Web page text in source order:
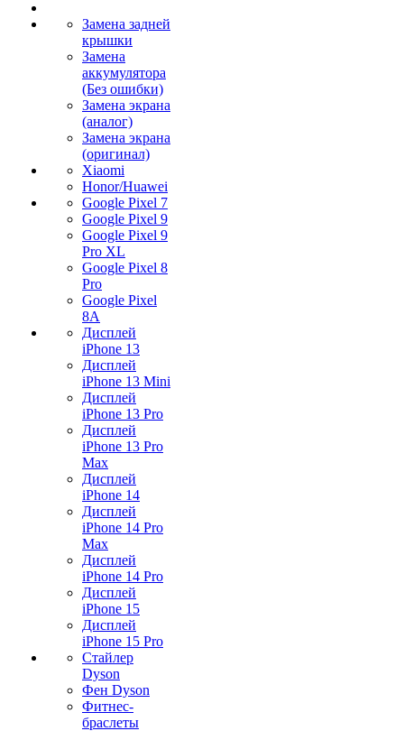
Замена задней
крышки
Замена
аккумулятора
(Без ошибки)
Замена экрана
(аналог)
Замена экрана
(оригинал)
Xiaomi
Honor/Huawei
Google Pixel 7
Google Pixel 9
Google Pixel 9
Pro XL
Google Pixel 8
Pro
Google Pixel
8A
Дисплей
iPhone 13
Дисплей
iPhone 13 Mini
Дисплей
iPhone 13 Pro
Дисплей
iPhone 13 Pro
Max
Дисплей
iPhone 14
Дисплей
iPhone 14 Pro
Max
Дисплей
iPhone 14 Pro
Дисплей
iPhone 15
Дисплей
iPhone 15 Pro
Стайлер
Dyson
Фен Dyson
Фитнес-
браслеты